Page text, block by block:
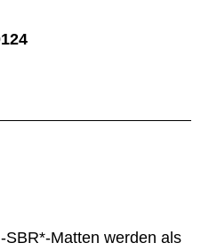
Matten werden als